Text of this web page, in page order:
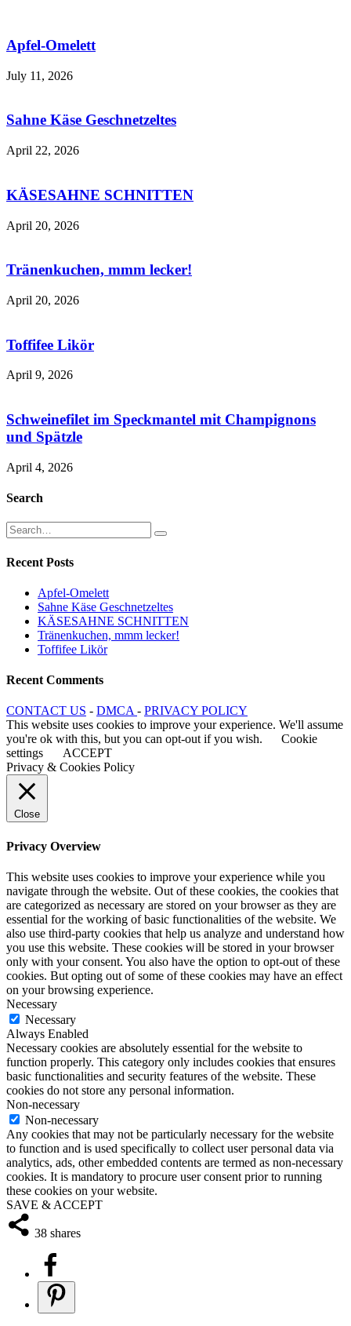
Apfel-Omelett
July 11, 2026
Sahne Käse Geschnetzeltes
April 22, 2026
KÄSESAHNE SCHNITTEN
April 20, 2026
Tränenkuchen, mmm lecker!
April 20, 2026
Toffifee Likör
April 9, 2026
Schweinefilet im Speckmantel mit Champignons
und Spätzle
April 4, 2026
Search
Recent Posts
Apfel-Omelett
Sahne Käse Geschnetzeltes
KÄSESAHNE SCHNITTEN
Tränenkuchen, mmm lecker!
Toffifee Likör
Recent Comments
CONTACT US - DMCA- PRIVACY POLICY
This website uses cookies to improve your experience. We'll assume
you're ok with this, but you can opt-out if you wish.
Cookie
settings
ACCEPT
Privacy & Cookies Policy
Close
Privacy Overview
This website uses cookies to improve your experience while you
navigate through the website. Out of these cookies, the cookies that
are categorized as necessary are stored on your browser as they are
essential for the working of basic functionalities of the website. We
also use third-party cookies that help us analyze and understand how
you use this website. These cookies will be stored in your browser
only with your consent. You also have the option to opt-out of these
cookies. But opting out of some of these cookies may have an effect
on your browsing experience.
Necessary
Necessary
Always Enabled
Necessary cookies are absolutely essential for the website to
function properly. This category only includes cookies that ensures
basic functionalities and security features of the website. These
cookies do not store any personal information.
Non-necessary
Non-necessary
Any cookies that may not be particularly necessary for the website
to function and is used specifically to collect user personal data via
analytics, ads, other embedded contents are termed as non-necessary
cookies. It is mandatory to procure user consent prior to running
these cookies on your website.
SAVE & ACCEPT
38 shares